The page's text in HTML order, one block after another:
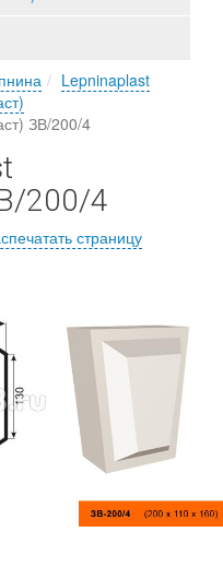
Lepninaplast
ЗВ/200/4
200/4
страницу